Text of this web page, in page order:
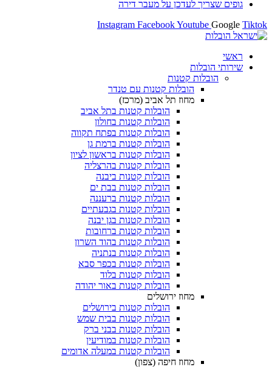
לעדכן על מעבר דירה
Instagram Facebook
הובלות קטנות עם טנדר
מחוז תל אביב (מרכז)
הובלות קטנות בתל אביב
הובלות קטנות בחולון​
הובלות קטנות בפתח תקווה
הובלות קטנות ברמת גן
הובלות קטנות בראשון לציון
הובלות קטנות בהרצליה
הובלות קטנות ביבנה
הובלות קטנות בבת ים
הובלות קטנות ברעננה
הובלות קטנות בגבעתיים
הובלות קטנות בגן יבנה
הובלות קטנות ברחובות
הובלות קטנות בהוד השרון
הובלות קטנות בנתניה
הובלות קטנות בכפר סבא
הובלות קטנות בלוד
הובלות קטנות באור יהודה
הובלות קטנות בירושלים
הובלות קטנות בבית שמש
הובלות קטנות בבני ברק
הובלות קטנות במודיעין
הובלות קטנות במעלה אדומים